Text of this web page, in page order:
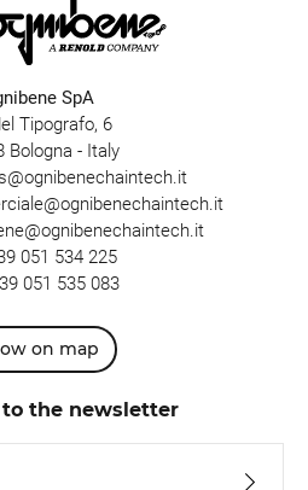
SpA
Tipografo, 6
Bologna - Italy
051 534 225
051 535 083
on map
to the newsletter